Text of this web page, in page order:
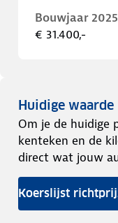
Bouwjaar
€ 31.400,-
Huidige waarde
Om je de huidige
kenteken en de
direct wat jouw
Koerslijst